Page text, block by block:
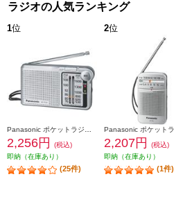
ラジオの人気ランキング
1位
Panasonic ポケットラジオ【FM/AM 2バンドレシーバー/ワイドFM対応/シルバー】 RF-P155-S
2,256円
(税込)
即納（在庫あり）
(25件)
2位
2,207円
(税込)
即納（在庫あり）
(1件)